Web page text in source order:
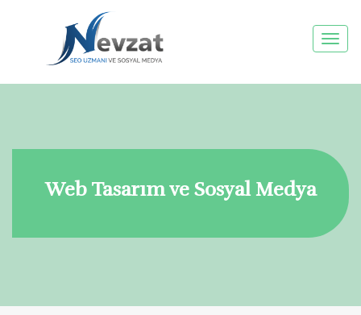
Web Tasarım ve Sosyal Medya